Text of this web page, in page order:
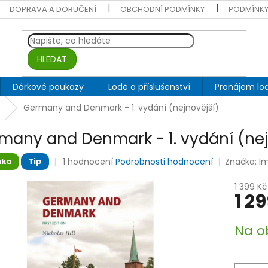
DOPRAVA A DORUČENÍ OBCHODNÍ PODMÍNKY
HLEDAT
Dárkové poukazy Lodě a příslušenství Pronájem
Germany and Denmark - 1. vydání (nejnovější)
and Denmark - 1. vydání
Tip
Průměrné
produktu
je
5,0
z
5
hvězdiček.
1 hodnocení Podrobnosti hodnocení Značka:
1 399 Kč
1
cena:
Na